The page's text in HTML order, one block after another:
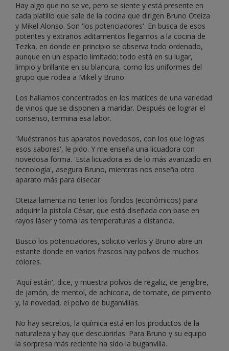
Hay algo que no se ve, pero se siente y está presente en
cada platillo que sale de la cocina que dirigen Bruno Oteiza
y Mikel Alonso. Son 'los potenciadores'. En busca de esos
potentes y extraños aditamentos llegamos a la cocina de
Tezka, en donde en principio se observa todo ordenado,
aunque en un espacio limitado; todo está en su lugar,
limpio y brillante en su blancura, como los uniformes del
grupo que rodea a Mikel y Bruno.
Los hallamos concentrados en los matices de una variedad
de vinos que se disponen a maridar. Después de lograr el
consenso, termina esa labor.
'Muéstranos tus aparatos novedosos, con los que logras
esos sabores', le pido. Y me enseña una licuadora con
novedosa forma. 'Esta licuadora es de lo más avanzado en
tecnología', asegura Bruno, mientras nos enseña otro
aparato más para disecar.
Oteiza lamenta no tener los fondos (económicos) para
adquirir la pistola César, que está diseñada con base en
rayos láser y toma las temperaturas a distancia.
Busco los potenciadores, solicito verlos y Bruno abre un
estante donde en varios frascos hay polvos de muchos
colores.
'Aquí están', dice, y muestra polvos de regaliz, de jengibre,
de jamón, de mentol, de achicoria, de tomate, de pimiento
y, la novedad, el polvo de buganvilias.
No hay secretos, la química está en los productos de la
naturaleza y hay que descubrirlas. Para Bruno y su equipo
la sorpresa más reciente ha sido la buganvilia.